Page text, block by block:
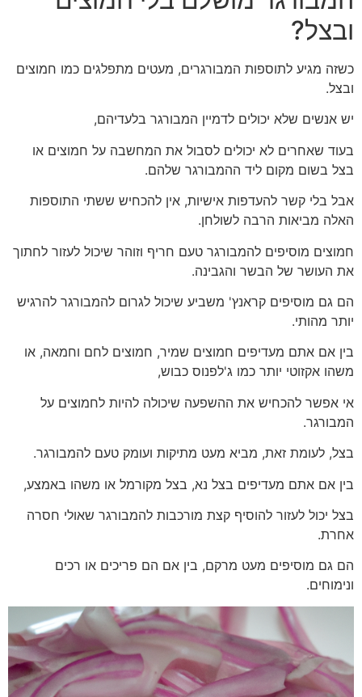
ובצל?
כשזה מגיע לתוספות המבורגרים, מעטים מתפלגים כמו חמוצים
ובצל.
יש אנשים שלא יכולים לדמיין המבורגר בלעדיהם,
בעוד שאחרים לא יכולים לסבול את המחשבה על חמוצים או
בצל בשום מקום ליד ההמבורגר שלהם.
אבל בלי קשר להעדפות אישיות, אין להכחיש ששתי התוספות
האלה מביאות הרבה לשולחן.
חמוצים מוסיפים להמבורגר טעם חריף וזוהר שיכול לעזור לחתוך
את העושר של הבשר והגבינה.
הם גם מוסיפים קראנץ' משביע שיכול לגרום להמבורגר להרגיש
יותר מהותי.
בין אם אתם מעדיפים חמוצים שמיר, חמוצים לחם וחמאה, או
משהו אקזוטי יותר כמו ג'לפנוס כבוש,
אי אפשר להכחיש את ההשפעה שיכולה להיות לחמוצים על
המבורגר.
בצל, לעומת זאת, מביא מעט מתיקות ועומק טעם להמבורגר.
בין אם אתם מעדיפים בצל נא, בצל מקורמל או משהו באמצע,
בצל יכול לעזור להוסיף קצת מורכבות להמבורגר שאולי חסרה
אחרת.
הם גם מוסיפים מעט מרקם, בין אם הם פריכים או רכים
ונימוחים.